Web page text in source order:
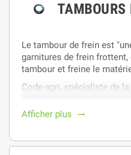
TAMBOURS
Le tambour de frein est
garnitures de frein
tambour et freine le
Code-agri, spécialiste de
des plus grands fabricants.
Afficher plus trending_flat